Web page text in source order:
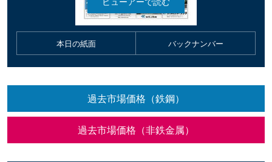
本日の紙面 バックナンバー
過去市場価格（鉄鋼）
過去市場価格（非鉄金属）